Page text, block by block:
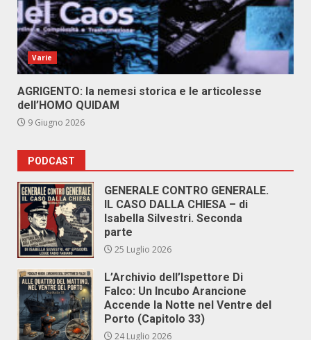
Varie
AGRIGENTO: la nemesi storica e le articolesse
dell’HOMO QUIDAM
9 Giugno 2026
PODCAST
GENERALE CONTRO GENERALE.
IL CASO DALLA CHIESA – di
Isabella Silvestri. Seconda
parte
25 Luglio 2026
L’Archivio dell’Ispettore Di
Falco: Un Incubo Arancione
Accende la Notte nel Ventre del
Porto (Capitolo 33)
24 Luglio 2026